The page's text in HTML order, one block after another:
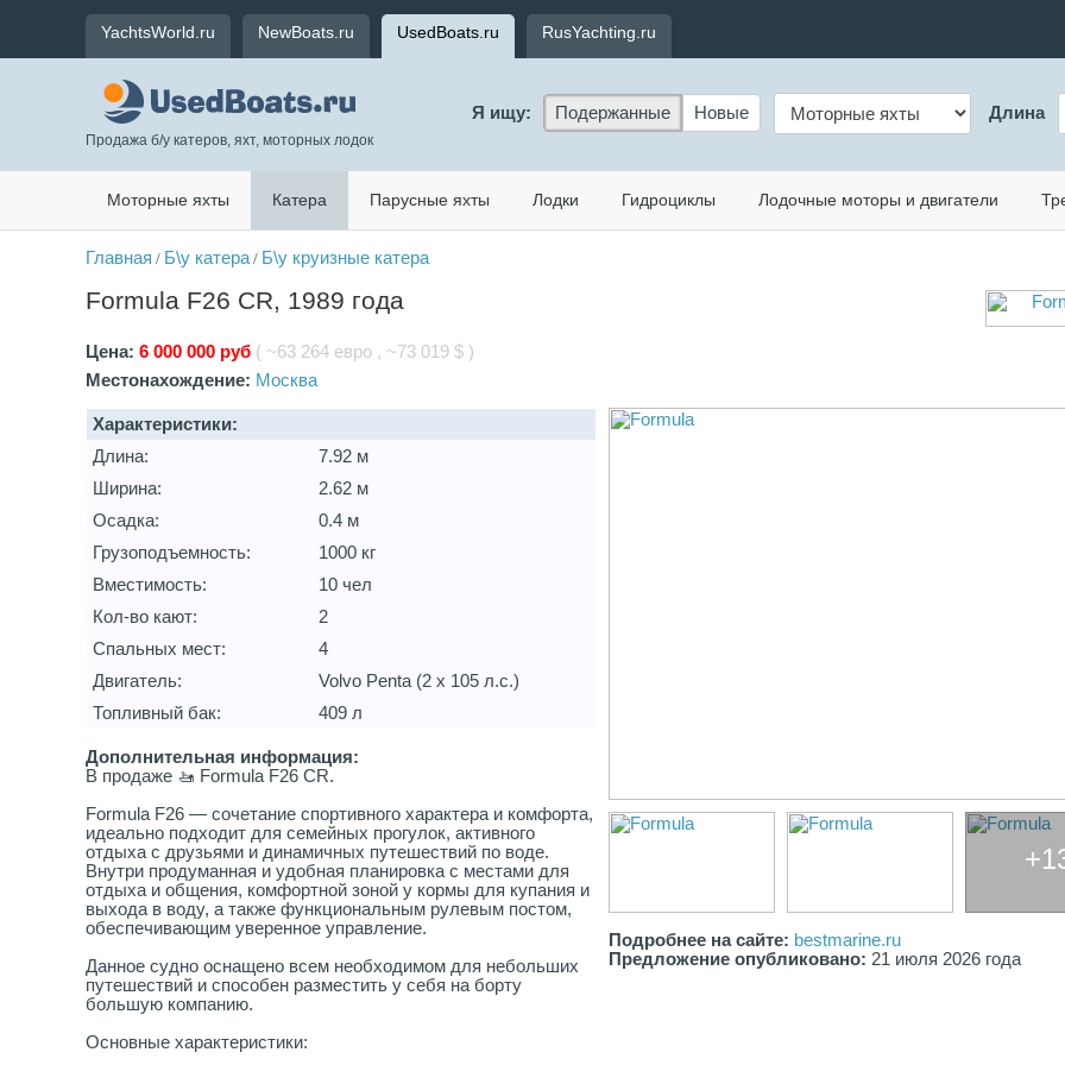
YachtsWorld.ru NewBoats.ru UsedBoats.ru RusYachting.ru
Продажа б/у катеров, яхт, моторных лодок
Я ищу: Подержанные Новые Длина
Моторные яхты Катера Парусные яхты Лодки Гидроциклы Лодочные моторы и двигатели
Главная / Б\у катера/ Б\у круизные катера
Formula F26 CR, 1989 года
Цена: 6 000 000 руб ( ~63 264 евро , ~73 019 $ )
Местонахождение: Москва
Характеристики:
Длина:
7.92 м
Ширина:
2.62 м
Осадка:
0.4 м
Грузоподъемность:
1000 кг
Вместимость:
10 чел
Кол-во кают:
2
Спальных мест:
4
Двигатель:
Volvo Penta (2 х 105 л.с.)
Топливный бак:
409 л
Дополнительная информация:
В продаже 🚤 Formula F26 CR.
Formula F26 — сочетание спортивного характера и комфорта,
идеально подходит для семейных прогулок, активного
отдыха с друзьями и динамичных путешествий по воде.
Внутри продуманная и удобная планировка с местами для
отдыха и общения, комфортной зоной у кормы для купания и
выхода в воду, а также функциональным рулевым постом,
обеспечивающим уверенное управление.
Данное судно оснащено всем необходимом для небольших
путешествий и способен разместить у себя на борту
большую компанию.
Основные характеристики:
Подробнее на сайте: bestmarine.ru
Предложение опубликовано: 21 июля 2026 года